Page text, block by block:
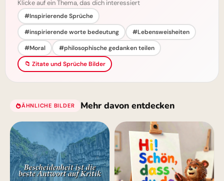
Klicke auf ein Thema, das dich interessiert
#Inspirierende Sprüche
#inspirierende worte bedeutung
#Lebensweisheiten
#Moral
#philosophische gedanken teilen
📁 Zitate und Sprüche Bilder
ÄHNLICHE BILDER Mehr davon entdecken